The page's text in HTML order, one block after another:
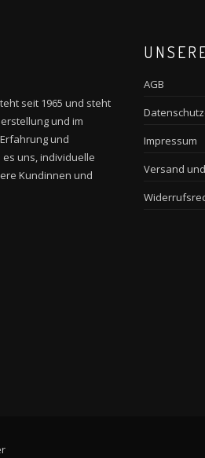
seit 1965 und steht
und im
und
uns, individuelle
Kundinnen und
AGB
Impressum
Versand